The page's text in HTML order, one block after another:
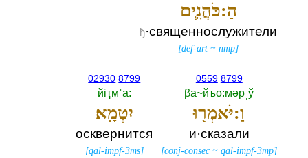
הַ:כֹּהֲנִ֛ים
ђ·священнослужители
[def-art ~nmp]
0559 8799
βа~йъо:мәрˌў
וַ:יֹּאמְר֖וּ
и·сказали
[conj-consec ~qal-impf-3mp]
02930 8799
йiҭмˈа:‎
יִטְמָֽא׃
осквернится
[qal-impf-3ms]